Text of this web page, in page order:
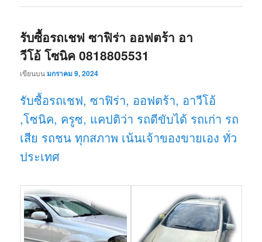
รับซื้อรถเชฟ ซาฟิร่า ออฟตร้า อา
วีโอ้ โซนิค 0818805531
เขียนบนมกราคม 9, 2024
รับซื้อรถเชฟ, ซาฟิร่า, ออฟตร้า, อาวีโอ้
,โซนิค, ครูซ, แคปติว่า รถดีขับได้ รถเก่า รถ
เสีย รถชน ทุกสภาพ เน้นเจ้าของขายเองทั่ว
ประเทศ